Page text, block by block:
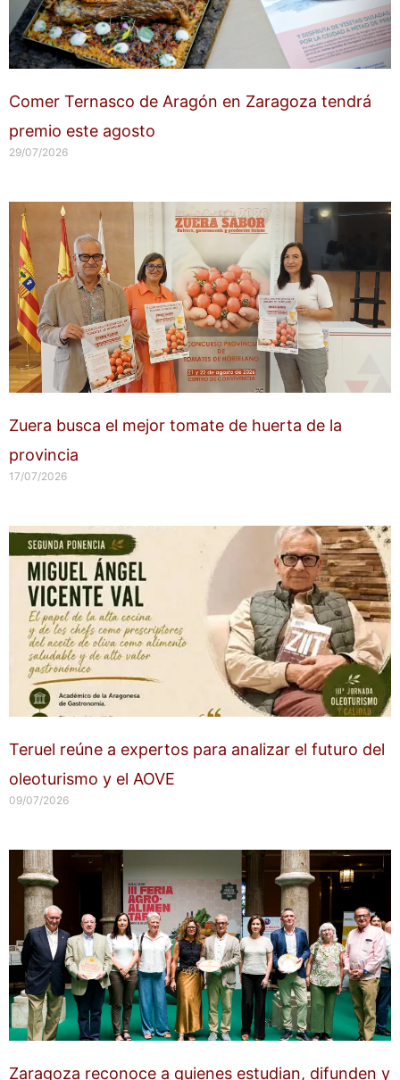
Comer Ternasco de Aragón en Zaragoza tendrá
premio este agosto
29/07/2026
Zuera busca el mejor tomate de huerta de la
provincia
17/07/2026
Teruel reúne a expertos para analizar el futuro del
oleoturismo y el AOVE
09/07/2026
Zaragoza reconoce a quienes estudian, difunden y